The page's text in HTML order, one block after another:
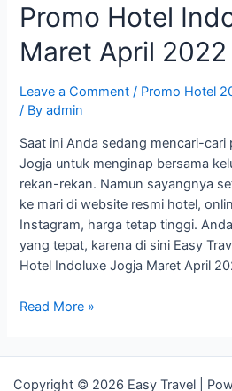
Promo Hotel
Maret April 2022
Leave a Comment / Promo Hotel
/ Byadmin
Saat ini Anda sedang mencari-
Jogja untuk menginap bersama
rekan-rekan. Namun sayangnya
ke mari di website resmi hotel,
Instagram, harga tetap tinggi.
yang tepat, karena di sini Easy
Hotel Indoluxe Jogja Maret April
Promo
Maret
Read More »
Copyright © 2026 Easy Travel |